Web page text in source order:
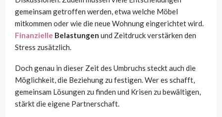
gemeinsam getroffen werden, etwa welche Möbel
mitkommen oder wie die neue Wohnung eingerichtet wird.
Finanzielle Belastungen und Zeitdruck verstärken den
Stress zusätzlich.
Doch genau in dieser Zeit des Umbruchs steckt auch die
Möglichkeit, die Beziehung zu festigen. Wer es schafft,
gemeinsam Lösungen zu finden und Krisen zu bewältigen,
stärkt die eigene Partnerschaft.